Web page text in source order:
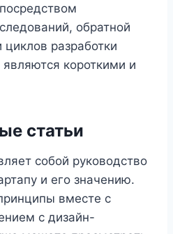
обратной
циклов разработки
короткими и
статьи
собой руководство
и его значению.
вместе с
с дизайн-